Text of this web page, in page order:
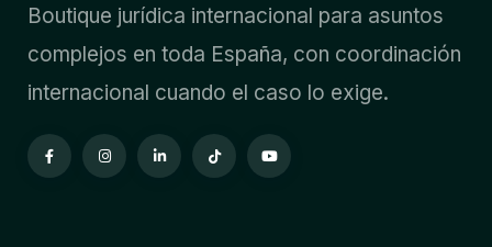
Boutique jurídica internacional para asuntos
complejos en toda España, con coordinación
internacional cuando el caso lo exige.